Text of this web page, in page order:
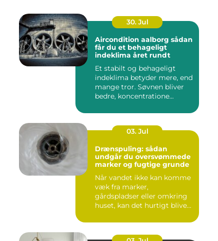
30. Jul
Aircondition aalborg sådan
får du et behageligt
indeklima året rundt
Et stabilt og behageligt
indeklima betyder mere, end
mange tror. Søvnen bliver
bedre, koncentratione...
03. Jul
Drænspuling: sådan
undgår du oversvømmede
marker og fugtige grunde
Når vandet ikke kan komme
væk fra marker,
gårdspladser eller omkring
huset, kan det hurtigt blive